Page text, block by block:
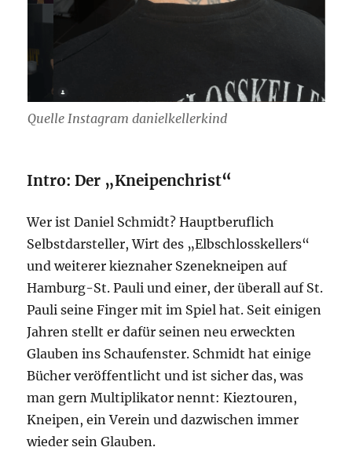
Quelle Instagram danielkellerkind
Intro: Der „Kneipenchrist“
Wer ist Daniel Schmidt? Hauptberuflich
Selbstdarsteller, Wirt des „Elbschlosskellers“
und weiterer kieznaher Szenekneipen auf
Hamburg-St. Pauli und einer, der überall auf St.
Pauli seine Finger mit im Spiel hat. Seit einigen
Jahren stellt er dafür seinen neu erweckten
Glauben ins Schaufenster. Schmidt hat einige
Bücher veröffentlicht und ist sicher das, was
man gern Multiplikator nennt: Kieztouren,
Kneipen, ein Verein und dazwischen immer
wieder sein Glauben.